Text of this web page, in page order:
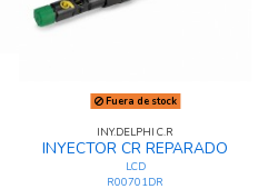
Fuera de stock
INY.DELPHI C.R
INYECTOR CR REPARADO
LCD
R00701DR